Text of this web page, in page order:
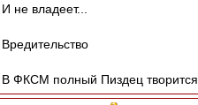
И не владеет...
Вредительство
В ФКСМ полный Пиздец творится